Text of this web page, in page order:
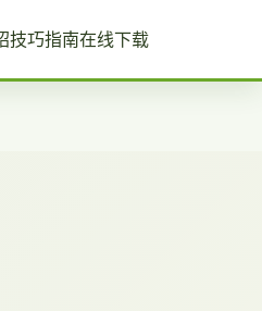
技巧指南在线下载